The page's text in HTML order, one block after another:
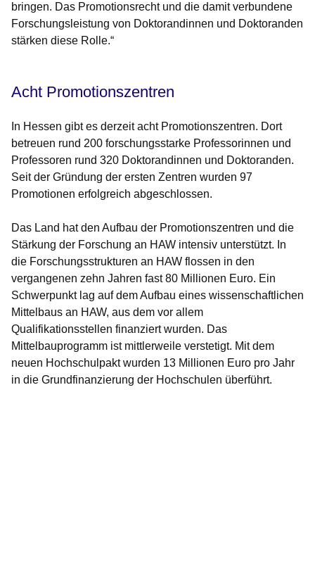
bringen. Das Promotionsrecht und die damit verbundene
Forschungsleistung von Doktorandinnen und Doktoranden
stärken diese Rolle.“
Acht Promotionszentren
In Hessen gibt es derzeit acht Promotionszentren. Dort
betreuen rund 200 forschungsstarke Professorinnen und
Professoren rund 320 Doktorandinnen und Doktoranden.
Seit der Gründung der ersten Zentren wurden 97
Promotionen erfolgreich abgeschlossen.
Das Land hat den Aufbau der Promotionszentren und die
Stärkung der Forschung an HAW intensiv unterstützt. In
die Forschungsstrukturen an HAW flossen in den
vergangenen zehn Jahren fast 80 Millionen Euro. Ein
Schwerpunkt lag auf dem Aufbau eines wissenschaftlichen
Mittelbaus an HAW, aus dem vor allem
Qualifikationsstellen finanziert wurden. Das
Mittelbauprogramm ist mittlerweile verstetigt. Mit dem
neuen Hochschulpakt wurden 13 Millionen Euro pro Jahr
in die Grundfinanzierung der Hochschulen überführt.